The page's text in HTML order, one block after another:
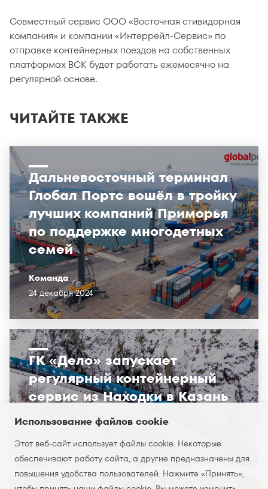
Совместный сервис ООО «Восточная стивидорная
компания» и компании «Интеррейл-Сервис» по
отправке контейнерных поездов на собственных
платформах ВСК будет работать ежемесячно на
регулярной основе.
ЧИТАЙТЕ ТАКЖЕ
Дальневосточный терминал
Глобал Портс вошёл в тройку
лучших компаний Приморья
по поддержке многодетных
семей
Команда
24 декабря 2024
ГК «Дело» запускает
регулярный контейнерный
сервис из Находки в Казань
Партнёры и клиенты
19 февраля 2024
Использование файлов cookie
Этот веб-сайт использует файлы cookie. Некоторые
обеспечивают работу сайта, а другие предназначены для
повышения удобства пользователей. Нажмите «Принять»,